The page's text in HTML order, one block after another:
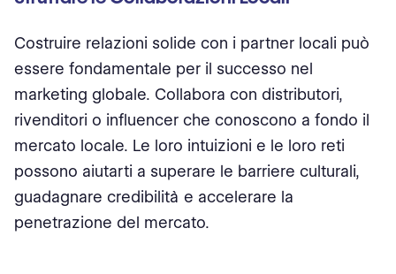
Costruire relazioni solide con i partner locali può
essere fondamentale per il successo nel
marketing globale. Collabora con distributori,
rivenditori o influencer che conoscono a fondo il
mercato locale. Le loro intuizioni e le loro reti
possono aiutarti a superare le barriere culturali,
guadagnare credibilità e accelerare la
penetrazione del mercato.